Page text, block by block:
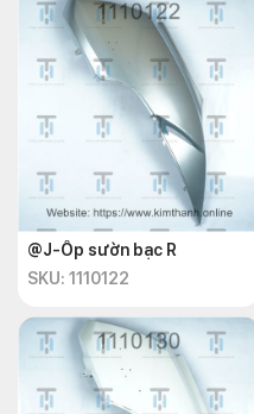
@J-Ốp sườn bạc R
SKU: 1110122